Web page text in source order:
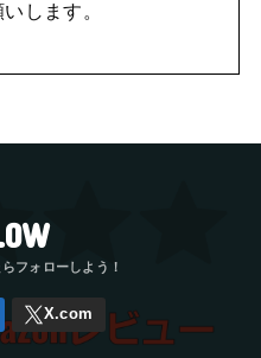
します。